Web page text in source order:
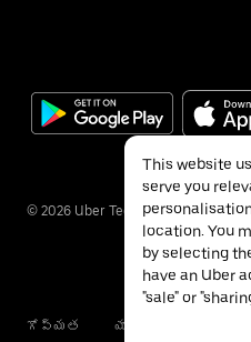
© 2026 Uber Technologies Inc.
గోప్యత యాక్సెసబిలిటీ
This website
serve you
location. You
by selecting
have an Uber
"sale" or